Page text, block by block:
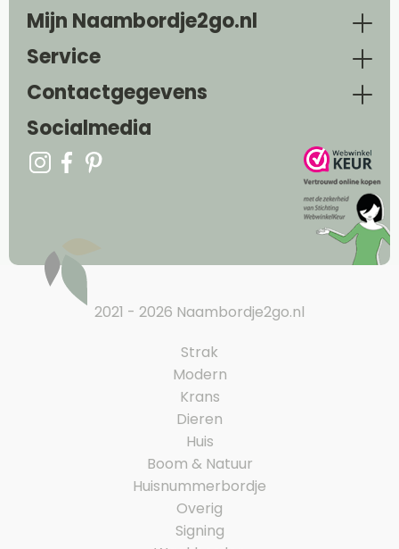
Mijn Naambordje2go.nl
Service
Contactgegevens
Socialmedia
2021 - 2026 Naambordje2go.nl
Strak
Modern
Krans
Dieren
Huis
Boom & Natuur
Huisnummerbordje
Overig
Signing